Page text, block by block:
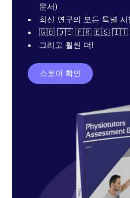
문서)
최신 연구의 모든 특별
🇬🇧 🇩🇪 🇫🇷 🇪🇸
그리고 훨씬 더!
스토어 확인